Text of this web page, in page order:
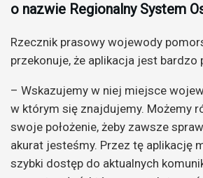
o nazwie Regionalny System
Rzecznik prasowy wojewody
przekonuje, że aplikacja jest bardzo
– Wskazujemy w niej miejsce
w którym się znajdujemy. Możemy
swoje położenie, żeby zawsze
akurat jesteśmy. Przez tę aplikację
szybki dostęp do aktualnych